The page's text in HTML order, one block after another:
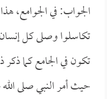
الجواب: في الجوامع،
تكاسلوا وصلى كل
تكون في الجامع كما
حيث أمر النبي صلى